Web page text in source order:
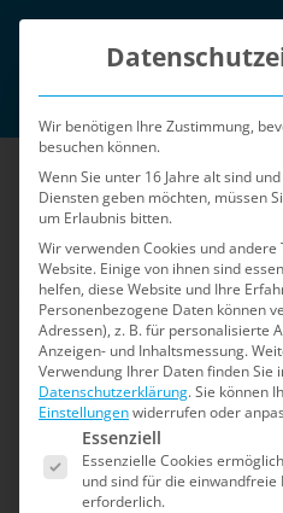
Zum
Login
Home»Sicherheits-Blog
Wir benötigen Ihre Zustimmung,
besuchen können.
Wenn Sie unter 16 Jahre alt sind
Diensten geben möchten, müssen
um Erlaubnis bitten.
Wir verwenden Cookies und
Website. Einige von ihnen sind
helfen, diese Website und Ihre
Personenbezogene Daten können
Adressen), z. B. für personalisierte
Anzeigen- und Inhaltsmessung.
Verwendung Ihrer Daten finden Sie
Datenschutzerklärung.Sie können
Einstellungenwiderrufen oder
Es folgt eine Liste der
Essenziell
Essenzielle Cookies
und sind für die einwandfreie
erforderlich.